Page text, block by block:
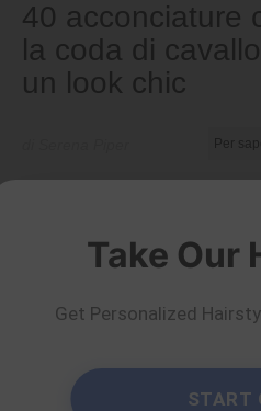
40 acconciature
la coda di
un look chic
Take Our
Get Personalized
START